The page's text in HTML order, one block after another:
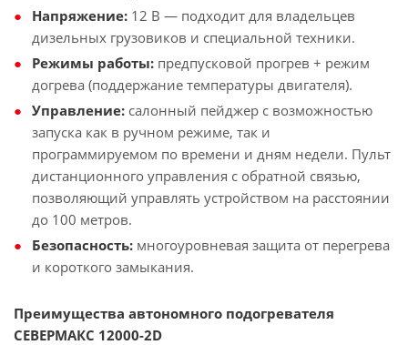
Напряжение: 12 В — подходит для владельцев
дизельных грузовиков и специальной техники.
Режимы работы: предпусковой прогрев + режим
догрева (поддержание температуры двигателя).
Управление: салонный пейджер с возможностью
запуска как в ручном режиме, так и
программируемом по времени и дням недели. Пульт
дистанционного управления с обратной связью,
позволяющий управлять устройством на расстоянии
до 100 метров.
Безопасность: многоуровневая защита от перегрева
и короткого замыкания.
Преимущества автономного подогревателя
СЕВЕРМАКС 12000-2D